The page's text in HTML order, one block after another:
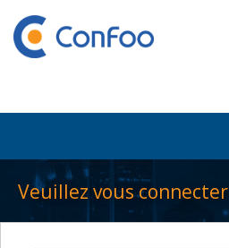
Veuillez vous connecter